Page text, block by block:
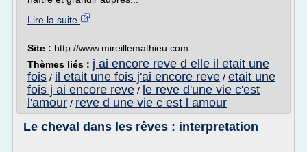
Lire la suite
Site : http://www.mireillemathieu.com
Thèmes liés : j ai encore reve d elle il etait une
fois / il etait une fois j'ai encore reve / etait une
fois j ai encore reve / le reve d'une vie c'est
l'amour / reve d une vie c est l amour
Le cheval dans les rêves : interpretation